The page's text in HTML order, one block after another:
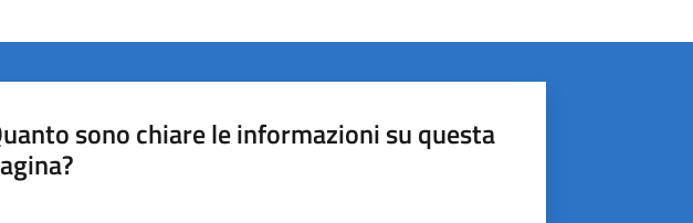
sono chiare le informazioni su questa